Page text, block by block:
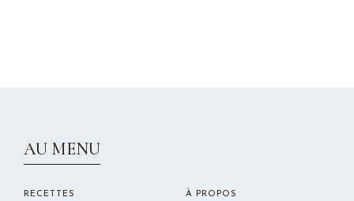
AU MENU
RECETTES À PROPOS